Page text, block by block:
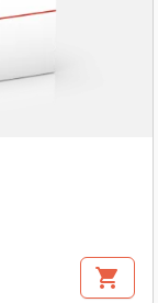
shopping_cart